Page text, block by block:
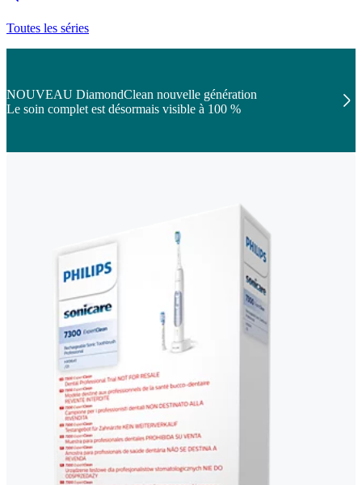
Toutes les séries
NOUVEAU DiamondClean nouvelle génération
Le soin complet est désormais visible à 100 %